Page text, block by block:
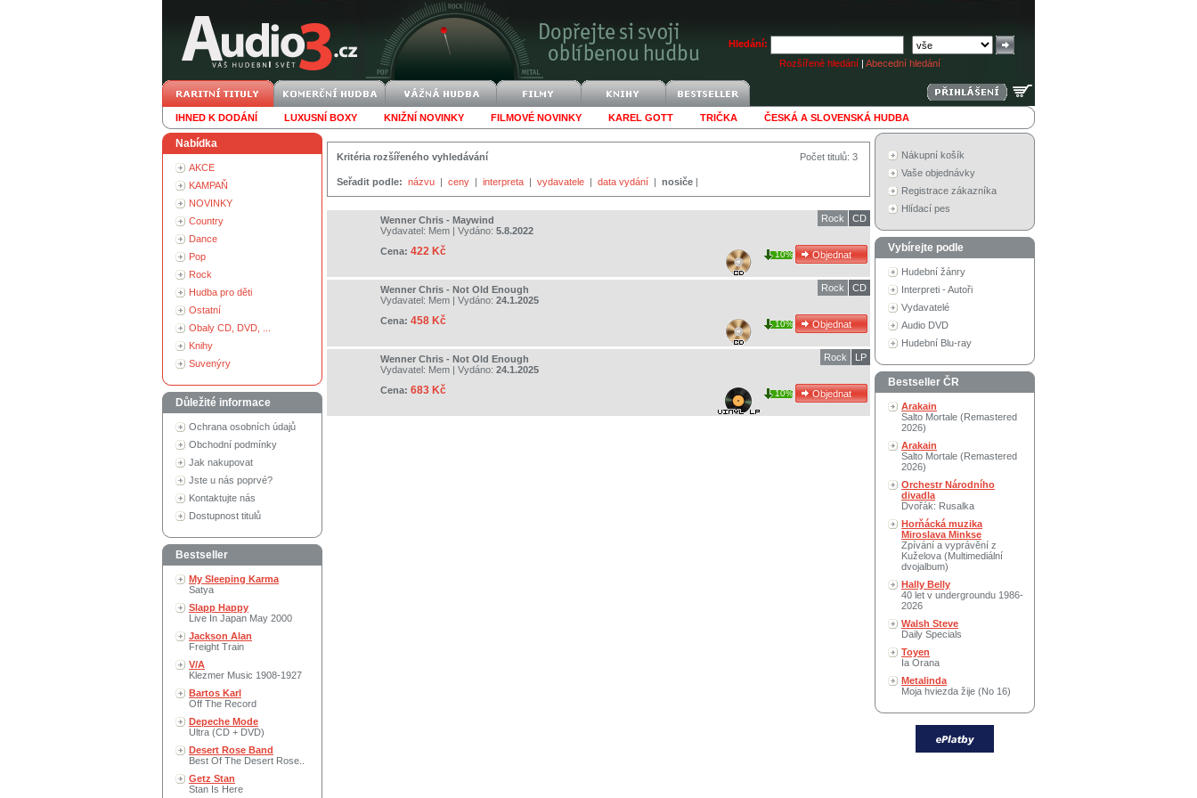
Hledání:
Rozšířené hledání | Abecední hledání
IHNED K DODÁNÍ LUXUSNÍ BOXY KNIŽNÍ NOVINKY FILMOVÉ NOVINKY KAREL GOTT TRIČKA ČESKÁ A SLOVENSKÁ HUDBA
Nabídka
AKCE
KAMPAŇ
NOVINKY
Country
Dance
Pop
Rock
Hudba pro děti
Ostatní
Obaly CD, DVD, ...
Knihy
Suvenýry
Důležité informace
Ochrana osobních údajů
Obchodní podmínky
Jak nakupovat
Jste u nás poprvé?
Kontaktujte nás
Dostupnost titulů
Bestseller
My Sleeping Karma
Satya
Slapp Happy
Live In Japan May 2000
Jackson Alan
Freight Train
V/A
Klezmer Music 1908-1927
Bartos Karl
Off The Record
Depeche Mode
Ultra (CD + DVD)
Desert Rose Band
Best Of The Desert Rose..
Getz Stan
Stan Is Here
Počet titulů: 3
Kritéria rozšířeného vyhledávání
Seřadit podle: názvu | ceny | interpreta | vydavatele | data vydání | nosiče |
Wenner Chris - Maywind
Vydavatel: Mem | Vydáno: 5.8.2022
Cena: 422 Kč
CD
Rock
10%
Wenner Chris - Not Old Enough
Vydavatel: Mem | Vydáno: 24.1.2025
Cena: 458 Kč
CD
Rock
10%
Wenner Chris - Not Old Enough
Vydavatel: Mem | Vydáno: 24.1.2025
Cena: 683 Kč
LP
Rock
10%
Nákupní košík
Vaše objednávky
Registrace zákazníka
Hlídací pes
Vybírejte podle
Hudební žánry
Interpreti - Autoři
Vydavatelé
Audio DVD
Hudební Blu-ray
Bestseller ČR
Arakain
Salto Mortale (Remastered
2026)
Arakain
Salto Mortale (Remastered
2026)
Orchestr Národního
divadla
Dvořák: Rusalka
Horňácká muzika
Miroslava Minkse
Zpívání a vyprávění z
Kuželova (Multimediální
dvojalbum)
Hally Belly
40 let v undergroundu 1986-
2026
Walsh Steve
Daily Specials
Toyen
Ia Orana
Metalinda
Moja hviezda žije (No 16)